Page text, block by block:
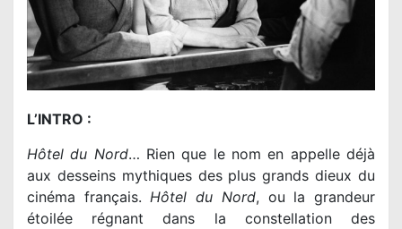
L’INTRO :
Hôtel du Nord… Rien que le nom en appelle déjà
aux desseins mythiques des plus grands dieux du
cinéma français.Hôtel du Nord, ou la grandeur
étoilée régnant dans la constellation des